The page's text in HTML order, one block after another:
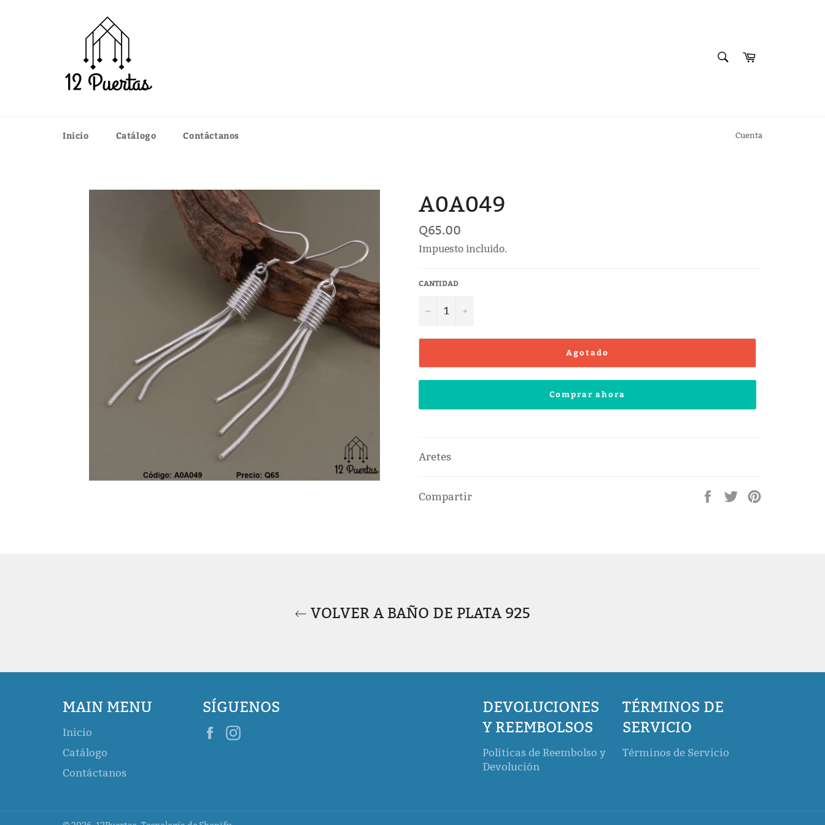
Carrito
Inicio Catálogo Contáctanos Cuenta
A0A049
Precio
habitual
Q65.00
Impuesto incluido.
CANTIDAD
− +
Agotado
Comprar ahora
Aretes
Compartir
CompartirCompartir
VOLVER A BAÑO DE PLATA 925
MAIN MENU
Inicio
Catálogo
Contáctanos
SÍGUENOS
Facebook
DEVOLUCIONES
Y REEMBOLSOS
Políticas de Reembolso y
Devolución
TÉRMINOS DE
SERVICIO
Términos de Servicio